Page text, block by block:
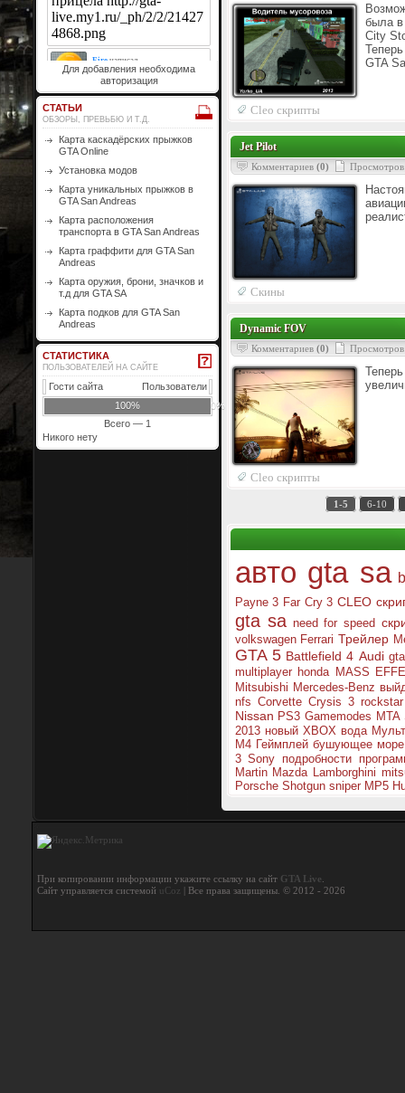
была в
City
GTA
Cleo скрипты
Jet Pilot
Комментариев (0)
Скины
Dynamic FOV
Комментариев (0)
Cleo скрипты
1-5 6-10
авто gta sa
Payne 3 Far Cry 3 CLEO
gta sa need for speed
volkswagen Ferrari Трейлер
GTA 5 Battlefield 4 Audi gta
multiplayer honda MASS
Mitsubishi Mercedes-Benz
nfs Corvette Crysis 3 rockstar
Nissan PS3 Gamemodes MTA
2013 новый XBOX вода
M4 Геймплей бушующее море
3 Sony подробности
Martin Mazda Lamborghini
Porsche Shotgun sniper MP5
Для добавления необходима
авторизация
СТАТЬИ
ОБЗОРЫ, ПРЕВЬБЮ И Т.Д.
Карта каскадёрских прыжков
GTA Online
Установка модов
Карта уникальных прыжков в
GTA San Andreas
Карта расположения
транспорта в GTA San Andreas
Карта граффити для GTA San
Andreas
Карта оружия, брони, значков и
т.д для GTA SA
Карта подков для GTA San
Andreas
СТАТИСТИКА
ПОЛЬЗОВАТЕЛЕЙ НА САЙТЕ
Пользователи
Гости сайта
100%
0%
Всего — 1
Никого нету
При копировании информации укажите ссылку на сайт GTA Live
Сайт управляется системой uCoz | Все права защищены. © 2012 - 2026